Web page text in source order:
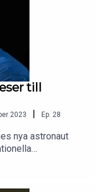
till
2023 | Ep. 28
nya astronaut
& Framstegs fysik-
träffade